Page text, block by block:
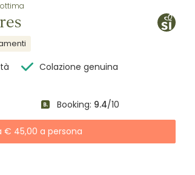
Colazione genuina
Booking: 9.4/10
€ 45,00 a persona